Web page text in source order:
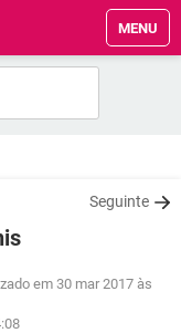
MENU
Seguinte
em 30 mar 2017 às